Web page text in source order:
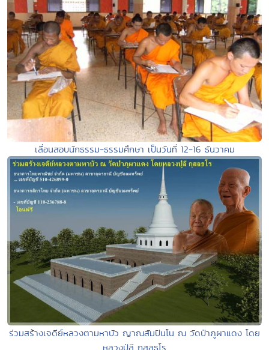
เลื่อนสอบนักธรรม-ธรรมศึกษา เป็นวันที่ 12-16 ธันวาคม
ร่วมสร้างเจดีย์หลวงตามหาบัว ญาณสัมปันโน ณ วัดป่าภูผาแดง โดย
หลวงปู่ลี กุสลธโร